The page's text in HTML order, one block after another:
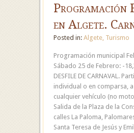
Programación
en Algete.
Posted in: Algete Turismo
Programación municipal
Sábado 25 de Febrero: -
DESFILE DE CARNAVAL.
individual o en comparsa,
cualquier vehículo (no
Salida de la Plaza de la
calles La Paloma,
Santa Teresa de Jesús y